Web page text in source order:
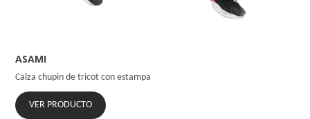
ASAMI
Calza chupin de tricot con estampa
VER PRODUCTO